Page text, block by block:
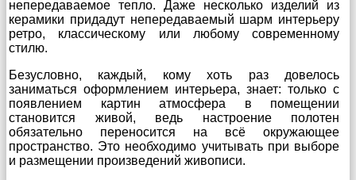
непередаваемое тепло. Даже несколько изделий из
керамики придадут непередаваемый шарм интерьеру
ретро, классическому или любому современному
стилю.
Безусловно, каждый, кому хоть раз довелось
заниматься оформлением интерьера, знает: только с
появлением картин атмосфера в помещении
становится живой, ведь настроение полотен
обязательно переносится на всё окружающее
пространство. Это необходимо учитывать при выборе
и размещении произведений живописи.